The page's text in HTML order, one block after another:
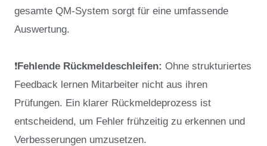
gesamte QM-System sorgt für eine umfassende
Auswertung.
❗Fehlende Rückmeldeschleifen: Ohne strukturiertes
Feedback lernen Mitarbeiter nicht aus ihren
Prüfungen. Ein klarer Rückmeldeprozess ist
entscheidend, um Fehler frühzeitig zu erkennen und
Verbesserungen umzusetzen.